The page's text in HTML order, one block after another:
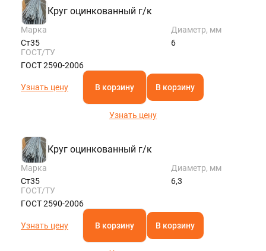
Круг оцинкованный г/к
Марка
Ст35
Диаметр, мм
6
ГОСТ/ТУ
ГОСТ 2590-2006
Узнать цену В корзину В корзину
Узнать цену
Круг оцинкованный г/к
Марка
Ст35
Диаметр, мм
6,3
ГОСТ/ТУ
ГОСТ 2590-2006
Узнать цену В корзину В корзину